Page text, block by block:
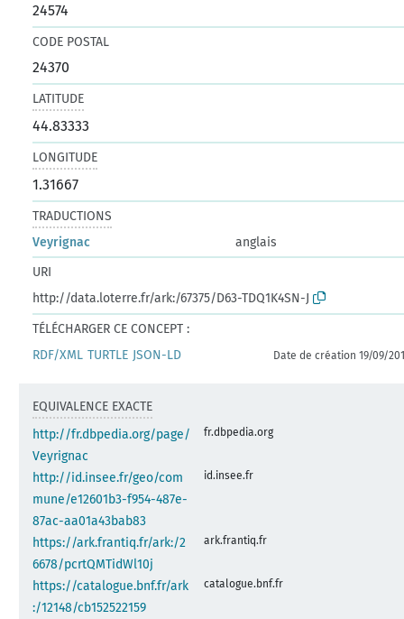
24574
CODE POSTAL
24370
LATITUDE
44.83333
LONGITUDE
1.31667
TRADUCTIONS
Veyrignac
anglais
URI
http://data.loterre.fr/ark:/67375/D63-TDQ1K4SN-J
TÉLÉCHARGER CE CONCEPT :
RDF/XML TURTLE JSON-LD Date de création 19/09/
EQUIVALENCE EXACTE
http://fr.dbpedia.org/page/
Veyrignac
fr.dbpedia.org
http://id.insee.fr/geo/com
mune/e12601b3-f954-487e-
87ac-aa01a43bab83
id.insee.fr
https://ark.frantiq.fr/ark:/2
6678/pcrtQMTidWl10j
ark.frantiq.fr
https://catalogue.bnf.fr/ark
:/12148/cb152522159
catalogue.bnf.fr